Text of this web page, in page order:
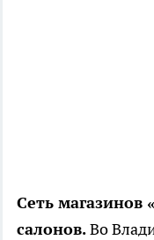
Сеть магазинов
салонов.Во